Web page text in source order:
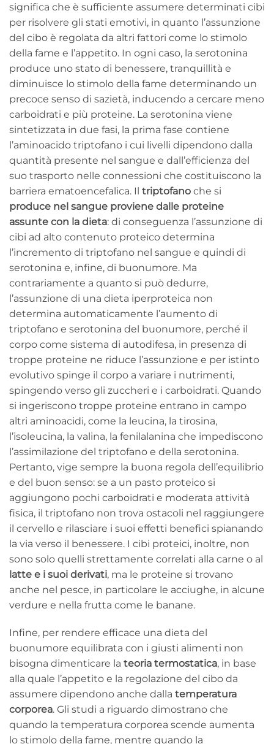
significa che è sufficiente assumere determinati cibi
per risolvere gli stati emotivi, in quanto l’assunzione
del cibo è regolata da altri fattori come lo stimolo
della fame e l’appetito. In ogni caso, la serotonina
produce uno stato di benessere, tranquillità e
diminuisce lo stimolo della fame determinando un
precoce senso di sazietà, inducendo a cercare meno
carboidrati e più proteine. La serotonina viene
sintetizzata in due fasi, la prima fase contiene
l’aminoacido triptofano i cui livelli dipendono dalla
quantità presente nel sangue e dall’efficienza del
suo trasporto nelle connessioni che costituiscono la
barriera ematoencefalica. Il triptofano che si
produce nel sangue proviene dalle proteine
assunte con la dieta: di conseguenza l’assunzione di
cibi ad alto contenuto proteico determina
l’incremento di triptofano nel sangue e quindi di
serotonina e, infine, di buonumore. Ma
contrariamente a quanto si può dedurre,
l’assunzione di una dieta iperproteica non
determina automaticamente l’aumento di
triptofano e serotonina del buonumore, perché il
corpo come sistema di autodifesa, in presenza di
troppe proteine ne riduce l’assunzione e per istinto
evolutivo spinge il corpo a variare i nutrimenti,
spingendo verso gli zuccheri e i carboidrati. Quando
si ingeriscono troppe proteine entrano in campo
altri aminoacidi, come la leucina, la tirosina,
l’isoleucina, la valina, la fenilalanina che impediscono
l’assimilazione del triptofano e della serotonina.
Pertanto, vige sempre la buona regola dell’equilibrio
e del buon senso: se a un pasto proteico si
aggiungono pochi carboidrati e moderata attività
fisica, il triptofano non trova ostacoli nel raggiungere
il cervello e rilasciare i suoi effetti benefici spianando
la via verso il benessere. I cibi proteici, inoltre, non
sono solo quelli strettamente correlati alla carne o al
latte e i suoi derivati, ma le proteine si trovano
anche nel pesce, in particolare le acciughe, in alcune
verdure e nella frutta come le banane.
Infine, per rendere efficace una dieta del
buonumore equilibrata con i giusti alimenti non
bisogna dimenticare la teoria termostatica, in base
alla quale l’appetito e la regolazione del cibo da
assumere dipendono anche dalla temperatura
corporea. Gli studi a riguardo dimostrano che
quando la temperatura corporea scende aumenta
lo stimolo della fame, mentre quando la